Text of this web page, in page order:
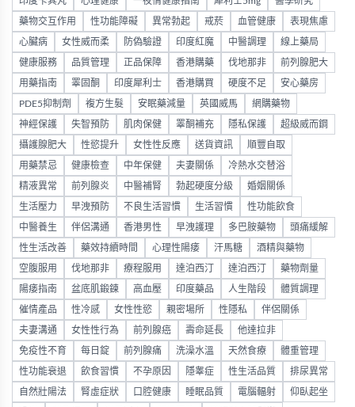
藥物交互作用 性功能障礙 異常勃起 戒菸 血管健康 表現焦慮
心臟病 女性威而柔 防偽驗證 印度紅魔 中醫調理 線上藥局
健康服務 品質管理 正品保障 香港購藥 伐地那非 前列腺肥大
用藥指南 睪固酮 印度犀利士 香港購買 硬度不足 安心藥房
PDE5抑制劑 複方生髮 安眠藥減量 英國威馬 網購藥物
神經保護 失智預防 肌肉保健 睪酮補充 隱私保護 超級威而鋼
攝護腺肥大 性慾提升 女性性反應 送貨資訊 順豐自取
用藥禁忌 健康檢查 中年保健 夫妻關係 冷熱水交替浴
精液異常 前列腺炎 中醫補腎 勃起硬度分級 婚姻關係
生活壓力 早洩預防 不良生活習慣 生活習慣 性功能飲食
中醫養生 伴侶溝通 香港男性 早洩護理 多巴胺藥物 頭痛緩解
性生活改善 藥效持續時間 心理性陽痿 汗馬糖 酒精與藥物
空腹服用 伐地那非 療程服用 達泊西汀 達泊西汀 藥物劑量
陽痿指南 盆底肌鍛鍊 高血壓 印度藥品 人生階段 體質調理
催情產品 性冷感 女性性慾 親密場所 性隱私 伴侶關係
夫妻溝通 女性性行為 前列腺癌 壽命延長 他達拉非
免疫性不育 每日錠 前列腺痛 洗澡水溫 天然食療 體重管理
性功能衰退 飲食習慣 不孕原因 隱睾症 性生活品質 排尿異常
自然壯陽法 腎虛症狀 口腔健康 睡眠品質 電腦輻射 仰臥起坐